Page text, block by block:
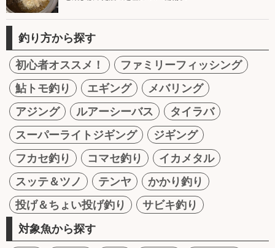
釣り方から探す
初心者オススメ！
ファミリーフィッシング
鮎トモ釣り
エギング
メバリング
アジング
ルアーシーバス
タイラバ
スーパーライトジギング
ジギング
フカセ釣り
コマセ釣り
イカメタル
スッテ＆ツノ
テンヤ
かかり釣り
投げ＆ちょい投げ釣り
サビキ釣り
対象魚から探す